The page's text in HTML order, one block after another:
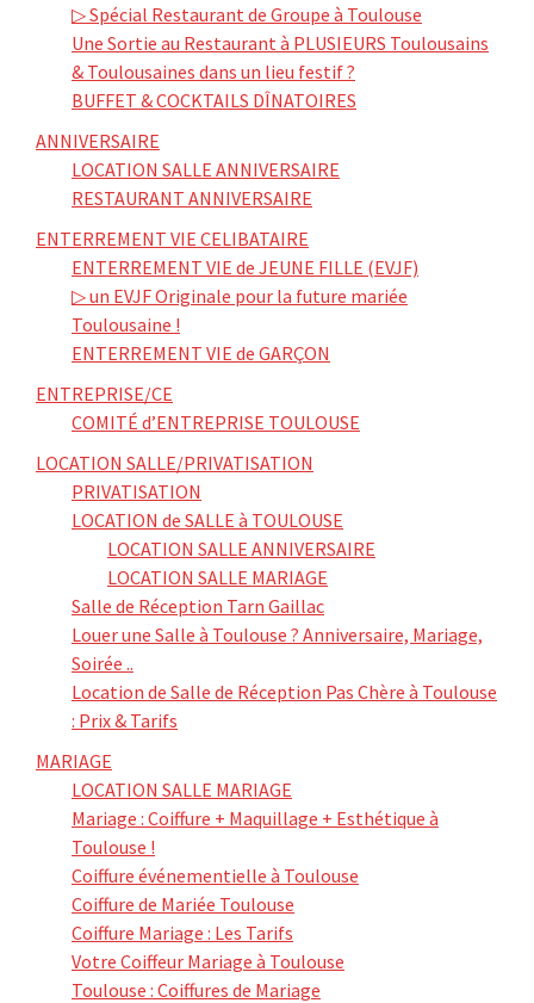
▷ Spécial Restaurant de Groupe à Toulouse
Une Sortie au Restaurant à PLUSIEURS Toulousains
& Toulousaines dans un lieu festif ?
BUFFET & COCKTAILS DÎNATOIRES
ANNIVERSAIRE
LOCATION SALLE ANNIVERSAIRE
RESTAURANT ANNIVERSAIRE
ENTERREMENT VIE CELIBATAIRE
ENTERREMENT VIE de JEUNE FILLE (EVJF)
▷ un EVJF Originale pour la future mariée
Toulousaine !
ENTERREMENT VIE de GARÇON
ENTREPRISE/CE
COMITÉ d’ENTREPRISE TOULOUSE
LOCATION SALLE/PRIVATISATION
PRIVATISATION
LOCATION de SALLE à TOULOUSE
LOCATION SALLE ANNIVERSAIRE
LOCATION SALLE MARIAGE
Salle de Réception Tarn Gaillac
Louer une Salle à Toulouse ? Anniversaire, Mariage,
Soirée ..
Location de Salle de Réception Pas Chère à Toulouse
: Prix & Tarifs
MARIAGE
LOCATION SALLE MARIAGE
Mariage : Coiffure + Maquillage + Esthétique à
Toulouse !
Coiffure événementielle à Toulouse
Coiffure de Mariée Toulouse
Coiffure Mariage : Les Tarifs
Votre Coiffeur Mariage à Toulouse
Toulouse : Coiffures de Mariage